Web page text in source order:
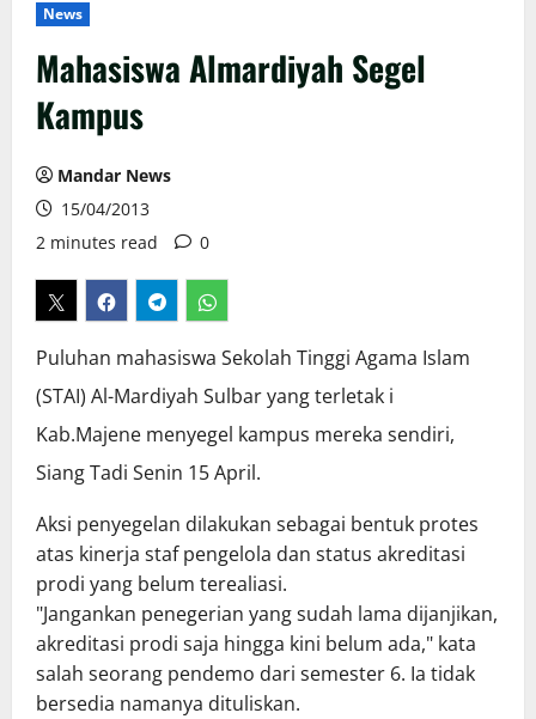
News
Mahasiswa Almardiyah Segel
Kampus
Mandar News
15/04/2013
2 minutes read
0
Puluhan mahasiswa Sekolah Tinggi Agama Islam
(STAI) Al-Mardiyah Sulbar yang terletak i
Kab.Majene menyegel kampus mereka sendiri,
Siang Tadi Senin 15 April.
Aksi penyegelan dilakukan sebagai bentuk protes
atas kinerja staf pengelola dan status akreditasi
prodi yang belum terealiasi.
"Jangankan penegerian yang sudah lama dijanjikan,
akreditasi prodi saja hingga kini belum ada," kata
salah seorang pendemo dari semester 6. Ia tidak
bersedia namanya dituliskan.